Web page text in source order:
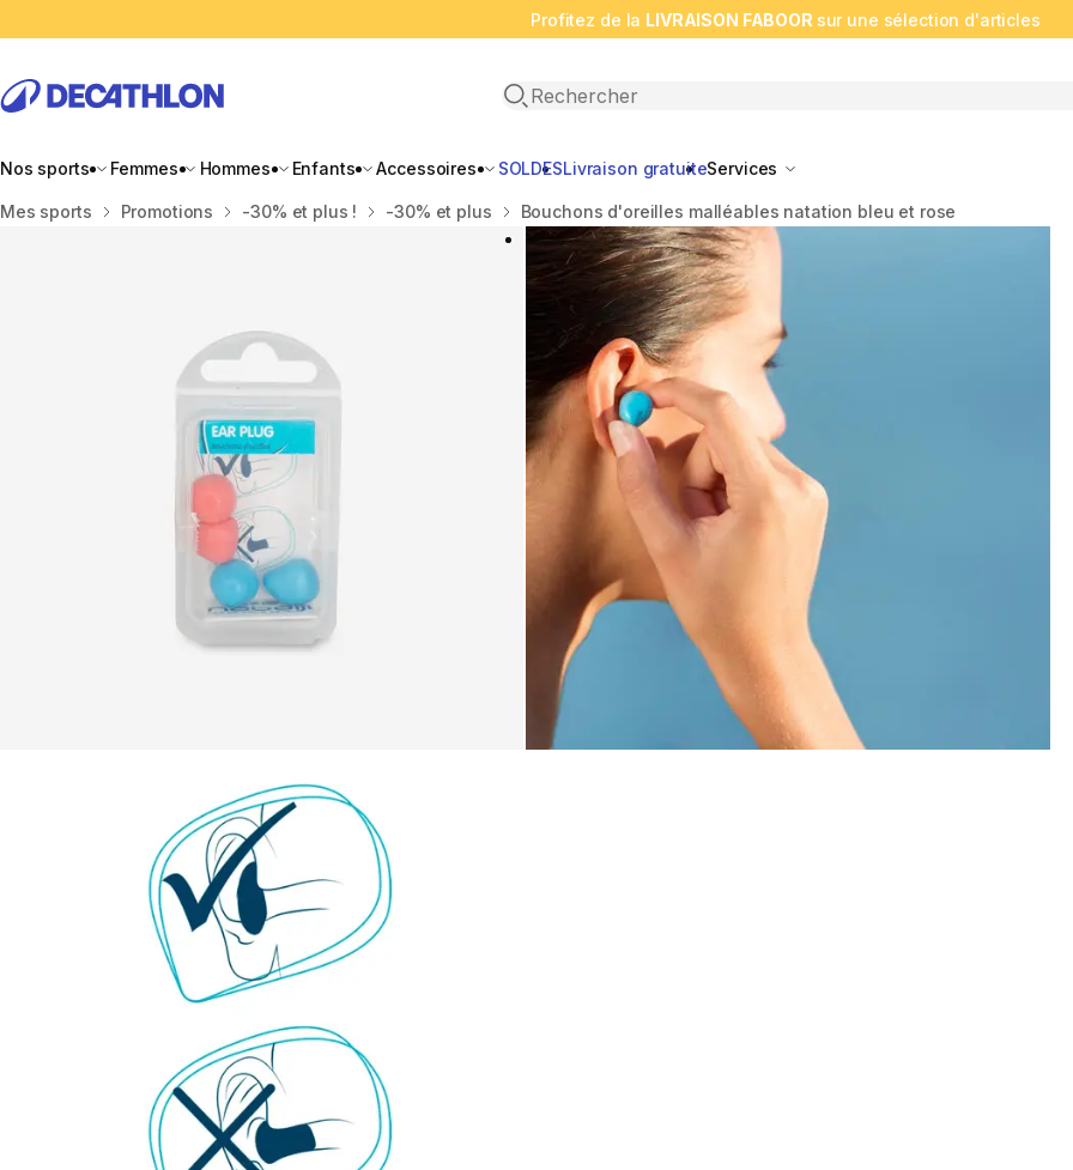
Profitez de la LIVRAISON FABOOR sur une sélection d'articles
Open search
Nos sports Femmes Hommes Enfants Accessoires SOLDESLivraison gratuiteServices
Accueil
Mes sports Promotions -30% et plus ! -30% et plus Bouchons d'oreilles malléables natation bleu et rose